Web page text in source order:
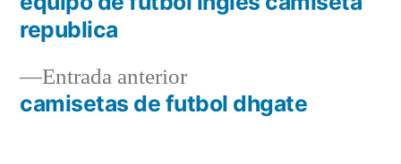
Navegación
entradas
Entrada anteriorEntrada
anterior:
camisetas de futbol dhgate
republica